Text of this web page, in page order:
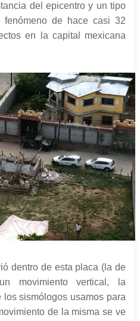
del epicentro y un tipo
de hace casi 32
en la capital mexicana
dentro de esta placa (la de
movimiento vertical, la
sismólogos usamos para
de la misma se ve